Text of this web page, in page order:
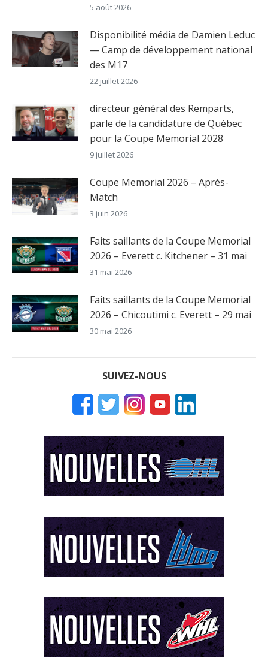
5 août 2026
Disponibilité média de Damien Leduc
— Camp de développement national
des M17
22 juillet 2026
directeur général des Remparts,
parle de la candidature de Québec
pour la Coupe Memorial 2028
9 juillet 2026
Coupe Memorial 2026 – Après-
Match
3 juin 2026
Faits saillants de la Coupe Memorial
2026 – Everett c. Kitchener – 31 mai
31 mai 2026
Faits saillants de la Coupe Memorial
2026 – Chicoutimi c. Everett – 29 mai
30 mai 2026
SUIVEZ-NOUS